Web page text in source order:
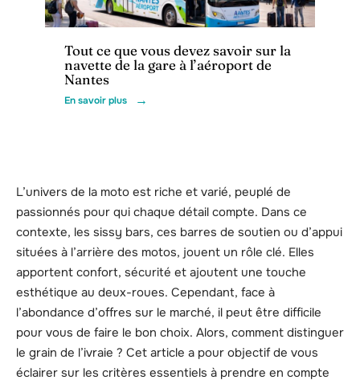
Actu
Tout ce que vous devez savoir sur la
navette de la gare à l’aéroport de
Nantes
En savoir plus
L’univers de la moto est riche et varié, peuplé de
passionnés pour qui chaque détail compte. Dans ce
contexte, les sissy bars, ces barres de soutien ou d’appui
situées à l’arrière des motos, jouent un rôle clé. Elles
apportent confort, sécurité et ajoutent une touche
esthétique au deux-roues. Cependant, face à
l’abondance d’offres sur le marché, il peut être difficile
pour vous de faire le bon choix. Alors, comment distinguer
le grain de l’ivraie ? Cet article a pour objectif de vous
éclairer sur les critères essentiels à prendre en compte